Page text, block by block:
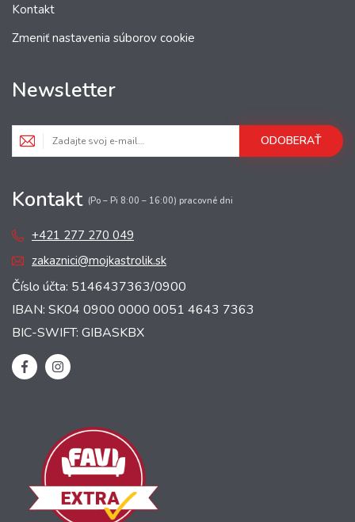
Kontakt
Zmeniť nastavenia súborov cookie
Newsletter
ODOBERAŤ
Kontakt (Po – Pi 8:00 – 16:00) pracovné dni
+421 277 270 049
zakaznici@mojkastrolik.sk
Číslo účta: 5146437363/0900
IBAN: SK04 0900 0000 0051 4643 7363
BIC-SWIFT: GIBASKBX